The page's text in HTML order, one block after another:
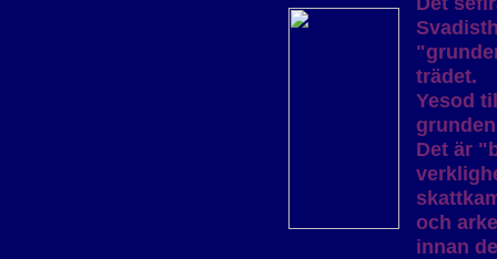
trädet.
Yesod
Det är
och
innan